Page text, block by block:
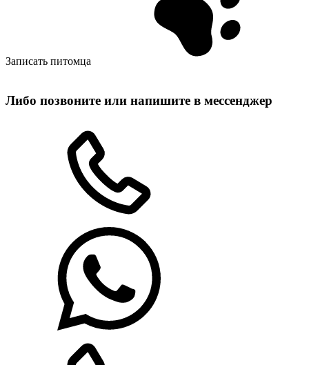
Записать питомца
Либо позвоните или напишите в мессенджер